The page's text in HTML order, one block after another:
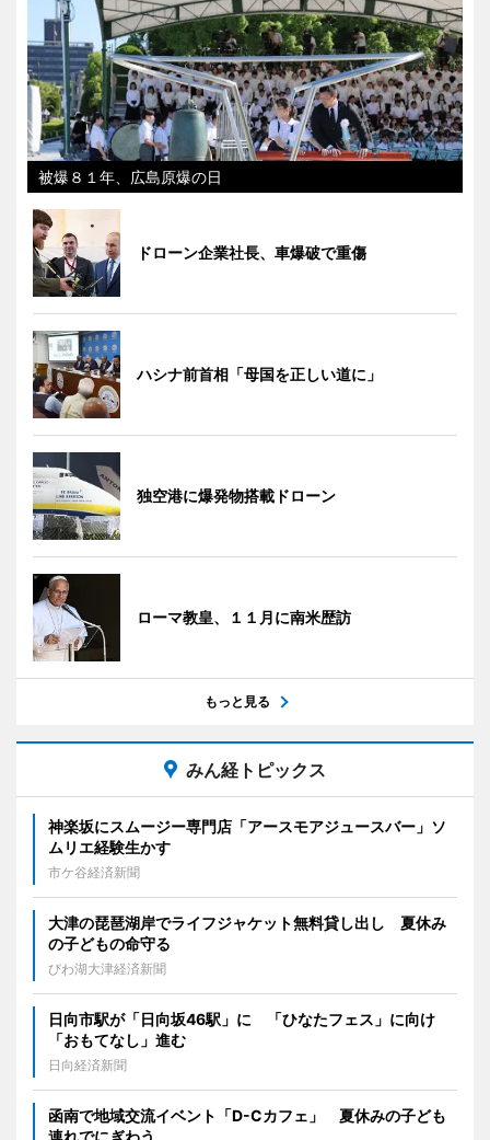
被爆８１年、広島原爆の日
ドローン企業社長、車爆破で重傷
ハシナ前首相「母国を正しい道に」
独空港に爆発物搭載ドローン
ローマ教皇、１１月に南米歴訪
もっと見る
みん経トピックス
神楽坂にスムージー専門店「アースモアジュースバー」ソ
ムリエ経験生かす
市ケ谷経済新聞
大津の琵琶湖岸でライフジャケット無料貸し出し 夏休み
の子どもの命守る
びわ湖大津経済新聞
日向市駅が「日向坂46駅」に 「ひなたフェス」に向け
「おもてなし」進む
日向経済新聞
函南で地域交流イベント「D-Cカフェ」 夏休みの子ども
連れでにぎわう